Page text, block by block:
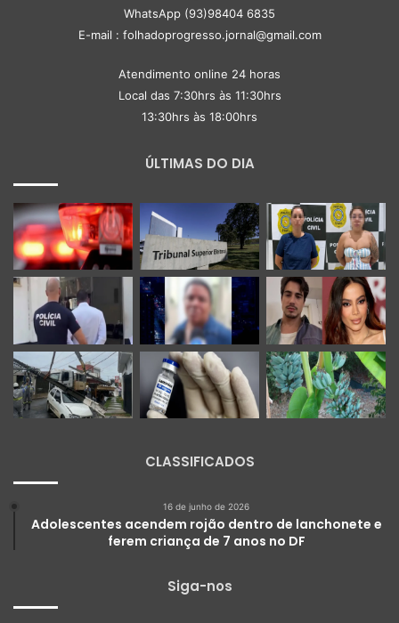
WhatsApp (93)98404 6835
E-mail : folhadoprogresso.jornal@gmail.com
Atendimento online 24 horas
Local das 7:30hrs às 11:30hrs
13:30hrs às 18:00hrs
ÚLTIMAS DO DIA
CLASSIFICADOS
16 de junho de 2026
Adolescentes acendem rojão dentro de lanchonete e
ferem criança de 7 anos no DF
Siga-nos